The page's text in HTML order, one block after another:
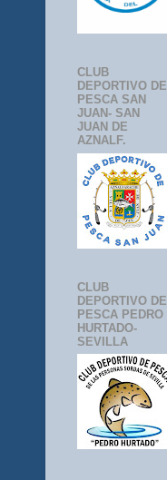
CLUB
DEPORTIVO DE
PESCA SAN
JUAN- SAN
JUAN DE
AZNALF.
CLUB
DEPORTIVO DE
PESCA PEDRO
HURTADO-
SEVILLA